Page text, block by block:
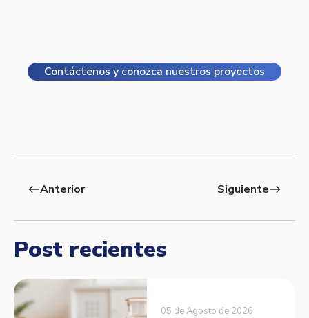
Contáctenos y conozca nuestros proyectos
westAnterior Siguienteeast
Post recientes
05 de Agosto de 2026